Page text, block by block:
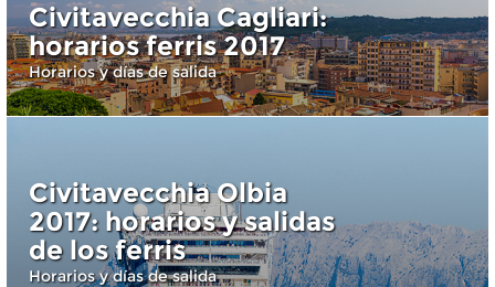
Civitavecchia Cagliari:
horarios ferris 2017
Horarios y días de salida
Civitavecchia Olbia
2017: horarios y salidas
de los ferris
Horarios y días de salida